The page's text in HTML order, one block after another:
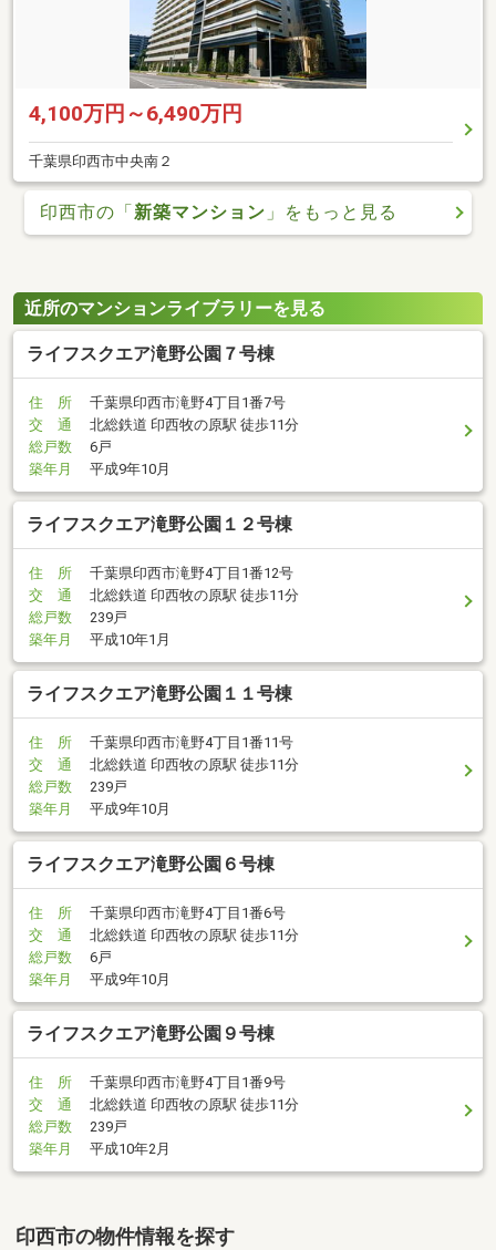
4,100万円～6,490万円
千葉県印西市中央南２
印西市の「 新築マンション 」をもっと見る
近所のマンションライブラリーを見る
ライフスクエア滝野公園７号棟
住 所
千葉県印西市滝野4丁目1番7号
交 通
北総鉄道 印西牧の原駅 徒歩11分
総戸数
6戸
築年月
平成9年10月
ライフスクエア滝野公園１２号棟
住 所
千葉県印西市滝野4丁目1番12号
交 通
北総鉄道 印西牧の原駅 徒歩11分
総戸数
239戸
築年月
平成10年1月
ライフスクエア滝野公園１１号棟
住 所
千葉県印西市滝野4丁目1番11号
交 通
北総鉄道 印西牧の原駅 徒歩11分
総戸数
239戸
築年月
平成9年10月
ライフスクエア滝野公園６号棟
住 所
千葉県印西市滝野4丁目1番6号
交 通
北総鉄道 印西牧の原駅 徒歩11分
総戸数
6戸
築年月
平成9年10月
ライフスクエア滝野公園９号棟
住 所
千葉県印西市滝野4丁目1番9号
交 通
北総鉄道 印西牧の原駅 徒歩11分
総戸数
239戸
築年月
平成10年2月
印西市の物件情報を探す